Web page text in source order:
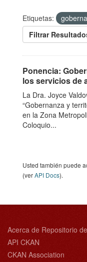
Etiquetas:
Filtrar
Ponencia:
los servicios de
La Dra. Joyce
“Gobernanza y
en la Zona
Coloquio...
Usted también puede
(verAPI Docs).
Acerca de Repositorio
API CKAN
CKAN Association